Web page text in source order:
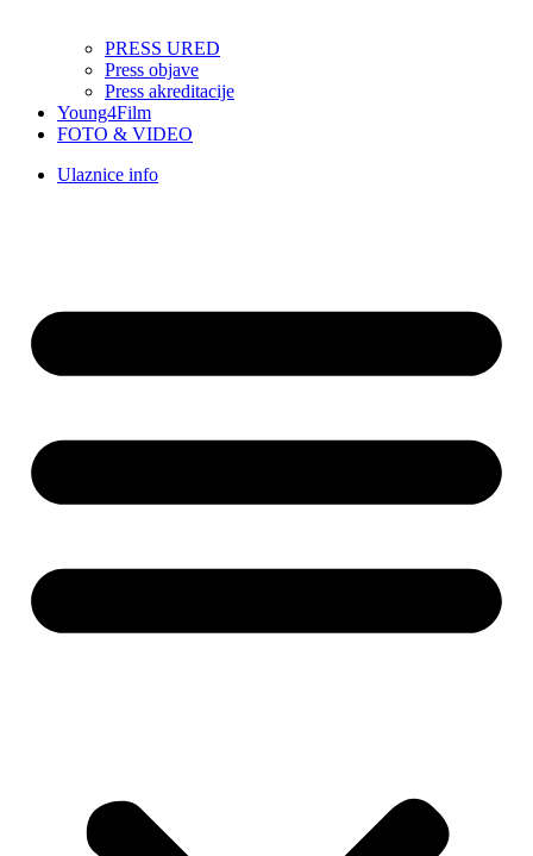
PRESS URED
Press objave
Press akreditacije
Young4Film
FOTO & VIDEO
Ulaznice info